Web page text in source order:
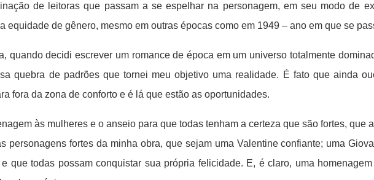
de leitoras que passam a se espelhar na personagem, em seu modo de
equidade de gênero, mesmo em outras épocas como em 1949 – ano em que se
quando decidi escrever um romance de época em um universo totalmente
quebra de padrões que tornei meu objetivo uma realidade. É fato que ainda
fora da zona de conforto e é lá que estão as oportunidades.
às mulheres e o anseio para que todas tenham a certeza que são fortes, que
personagens fortes da minha obra, que sejam uma Valentine confiante; uma
que todas possam conquistar sua própria felicidade. E, é claro, uma